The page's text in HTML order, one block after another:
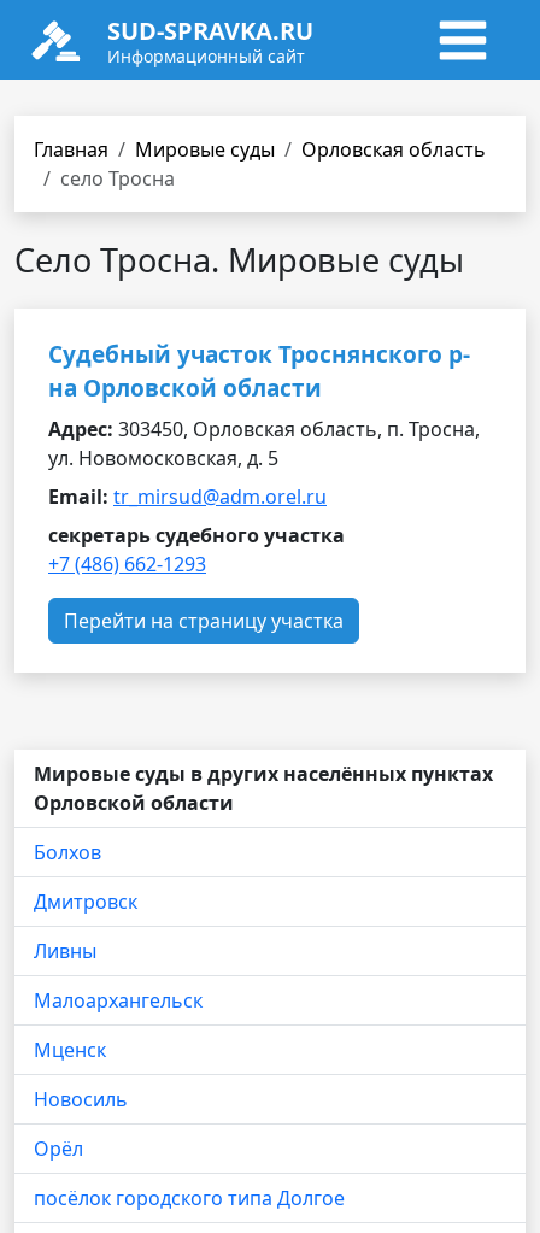
SUD-SPRAVKA.RU
Информационный сайт
Главная Мировые суды
Орловская область
село Тросна
Село Тросна. Мировые суды
Судебный участок Троснянского р-
на Орловской области
Адрес: 303450, Орловская область, п. Тросна,
ул. Новомосковская, д. 5
Email: tr_mirsud@adm.orel.ru
секретарь судебного участка
+7 (486) 662-1293
Перейти на страницу участка
Мировые суды в других населённых пунктах
Орловской области
Болхов
Дмитровск
Ливны
Малоархангельск
Мценск
Новосиль
Орёл
посёлок городского типа Долгое